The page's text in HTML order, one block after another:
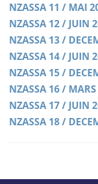
NZASSA 11 / MAI
NZASSA 12 / JUIN
NZASSA 13 /
NZASSA 14 / JUIN
NZASSA 15 /
NZASSA 16 /
NZASSA 17 / JUIN
NZASSA 18 /